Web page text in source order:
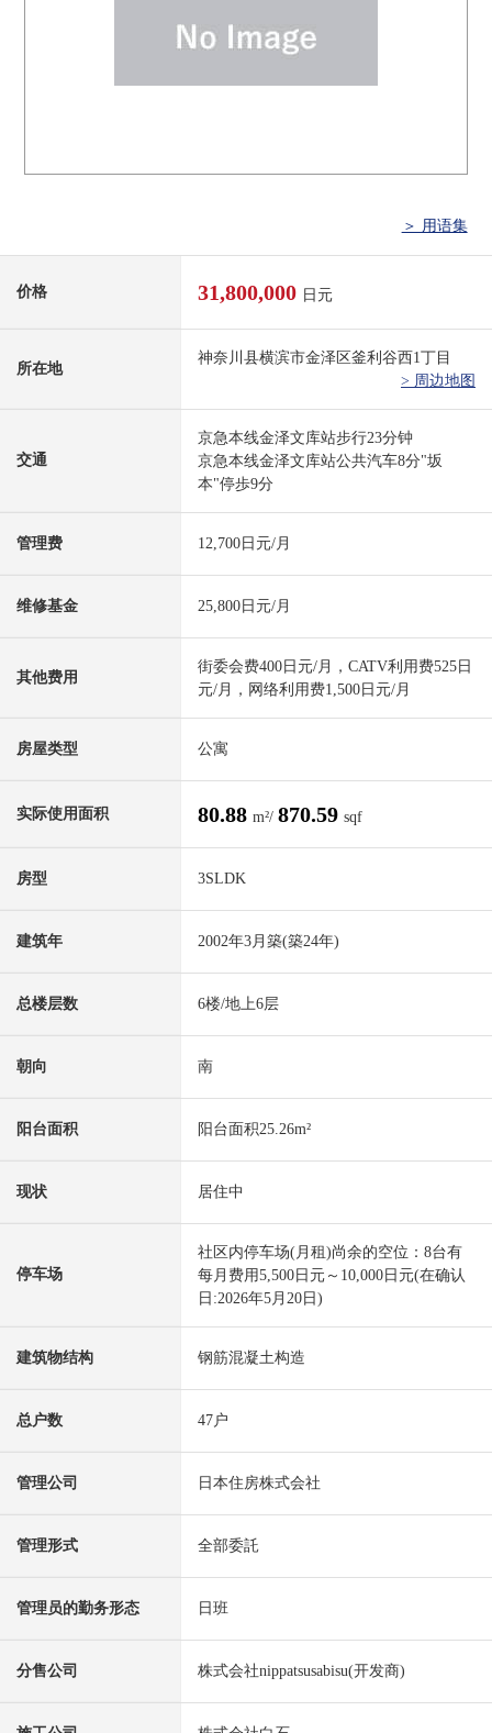
＞ 用语集
价格 31,800,000 日元
所在地
神奈川县横滨市金泽区釜利谷西1丁目
> 周边地图
交通
京急本线金泽文库站步行23分钟
京急本线金泽文库站公共汽车8分"坂
本"停歩9分
管理费 12,700日元/月
维修基金 25,800日元/月
其他费用
街委会费400日元/月，CATV利用费525日
元/月，网络利用费1,500日元/月
房屋类型 公寓
实际使用面积 80.88 m²/ 870.59 sqf
房型 3SLDK
建筑年 2002年3月築(築24年)
总楼层数 6楼/地上6层
朝向 南
阳台面积 阳台面积25.26m²
现状 居住中
停车场
社区内停车场(月租)尚余的空位：8台有
每月费用5,500日元～10,000日元(在确认
日:2026年5月20日)
建筑物结构 钢筋混凝土构造
总户数 47户
管理公司 日本住房株式会社
管理形式 全部委託
管理员的勤务形态 日班
分售公司 株式会社nippatsusabisu(开发商)